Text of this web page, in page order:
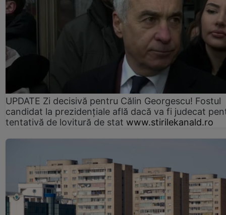
UPDATE Zi decisivă pentru Călin Georgescu! Fostul
candidat la prezidențiale află dacă va fi judecat
tentativă de lovitură de stat www.stirilekanald.ro